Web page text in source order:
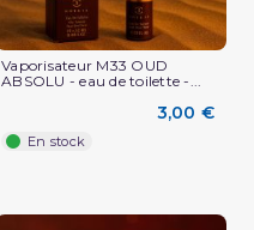
Vaporisateur M33 OUD
ABSOLU - eau de toilette -...
3,00 €
En stock